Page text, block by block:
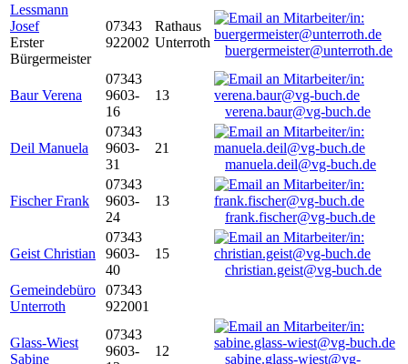
Lessmann
Josef
Erster
Bürgermeister
07343
922002
Rathaus
Unterroth
buergermeister@unterroth.de
Baur Verena
07343
9603-
16
13
verena.baur@vg-buch.de
Deil Manuela
07343
9603-
31
21
manuela.deil@vg-buch.de
Fischer Frank
07343
9603-
24
13
frank.fischer@vg-buch.de
Geist Christian
07343
9603-
40
15
christian.geist@vg-buch.de
Gemeindebüro
Unterroth
07343
922001
Glass-Wiest
Sabine
07343
9603-
12
sabine.glass-wiest@vg-